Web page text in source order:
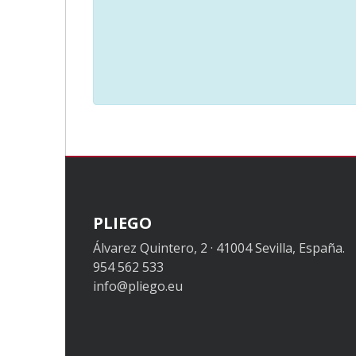
PLIEGO
Álvarez Quintero, 2 · 41004 Sevilla, España.
954 562 533
info@pliego.eu